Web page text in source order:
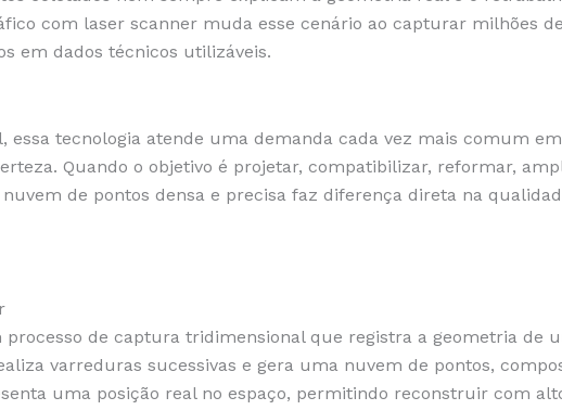
com laser scanner muda esse cenário ao capturar milhões
em dados técnicos utilizáveis.
essa tecnologia atende uma demanda cada vez mais comum em
Quando o objetivo é projetar, compatibilizar, reformar,
de pontos densa e precisa faz diferença direta na
de captura tridimensional que registra a geometria de
varreduras sucessivas e gera uma nuvem de pontos,
uma posição real no espaço, permitindo reconstruir com